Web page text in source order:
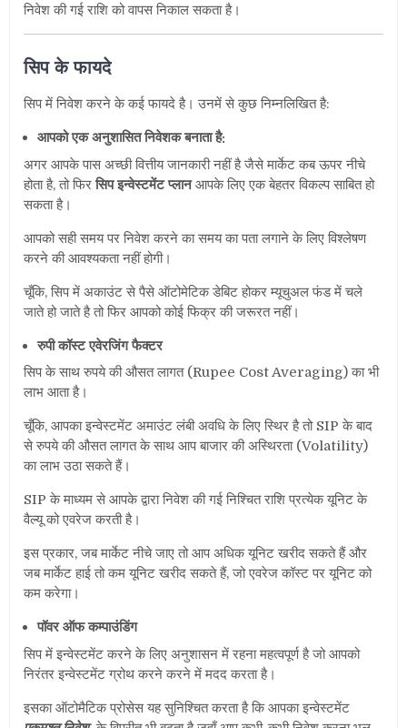
निवेश की गई राशि को वापस निकाल सकता है।
सिप के फायदे
सिप में निवेश करने के कई फायदे है। उनमें से कुछ निम्नलिखित है:
आपको एक अनुशासित निवेशक बनाता है:
अगर आपके पास अच्छी वित्तीय जानकारी नहीं है जैसे मार्केट कब ऊपर नीचे
होता है, तो फिरसिप इन्वेस्टमेंट प्लानआपके लिए एक बेहतर विकल्प साबित हो
सकता है।
आपको सही समय पर निवेश करने का समय का पता लगाने के लिए विश्लेषण
करने की आवश्यकता नहीं होगी।
चूँकि, सिप में अकाउंट से पैसे ऑटोमेटिक डेबिट होकर म्यूचुअल फंड में चले
जाते हो जाते है तो फिर आपको कोई फिक्र की जरूरत नहीं।
रुपी कॉस्ट एवेरजिंग फैक्टर
सिप के साथ रुपये की औसत लागत (Rupee Cost Averaging) का भी
लाभ आता है।
चूँकि, आपका इन्वेस्टमेंट अमाउंट लंबी अवधि के लिए स्थिर है तो SIP के बाद
से रुपये की औसत लागत के साथ आप बाजार की अस्थिरता (Volatility)
का लाभ उठा सकते हैं।
SIP के माध्यम से आपके द्वारा निवेश की गई निश्चित राशि प्रत्येक यूनिट के
वैल्यू को एवरेज करती है।
इस प्रकार, जब मार्केट नीचे जाए तो आप अधिक यूनिट खरीद सकते हैं और
जब मार्केट हाई तो कम यूनिट खरीद सकते हैं, जो एवरेज कॉस्ट पर यूनिट को
कम करेगा।
पॉवर ऑफ कम्पाउंडिंग
सिप में इन्वेस्टमेंट करने के लिए अनुशासन में रहना महत्वपूर्ण है जो आपको
निरंतर इन्वेस्टमेंट ग्रोथ करने करने में मदद करता है।
इसका ऑटोमैटिक प्रोसेस यह सुनिश्चित करता है कि आपका इन्वेस्टमेंट